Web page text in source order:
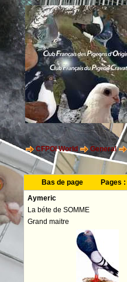
CFPOI World General
Bas de page Pages :
Aymeric
La béte de SOMME
Grand maitre